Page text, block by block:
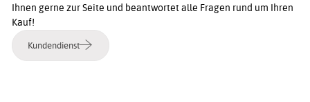
Ihnen gerne zur Seite und beantwortet alle Fragen rund um Ihren
Kauf!
Kundendienst